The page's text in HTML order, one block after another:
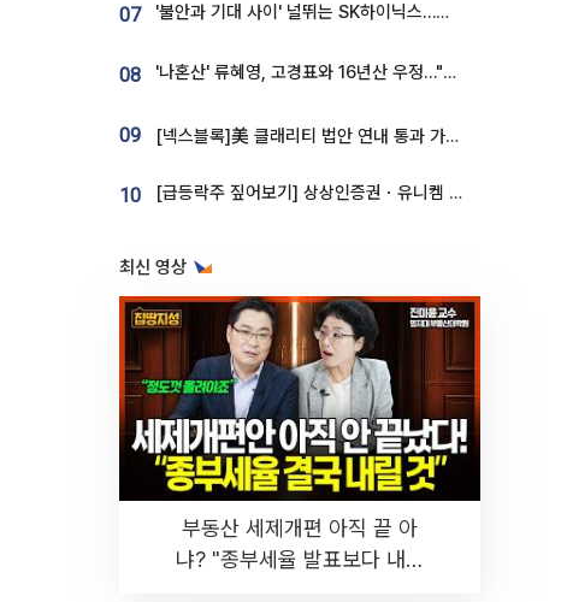
07 '불안과 기대 사이' 널뛰는 SK하이닉스…증권가 "HBM4·LTA 기반 펀터멘털 견고"
08 '나혼산' 류혜영, 고경표와 16년산 우정…"자취방서 부모님과 마주쳐"
09 [넥스블록]美 클래리티 법안 연내 통과 가능성 13%…상원 문턱서 제동
10 [급등락주 짚어보기] 상상인증권ㆍ유니켐 2연속, 본느 6연속 ‘상한가’⋯M&A 훈풍 분 증시
최신 영상
부동산 세제개편 아직 끝 아
냐? "종부세율 발표보다 내릴